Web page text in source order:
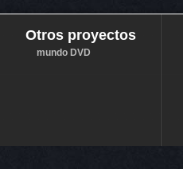
Otros proyectos
mundo DVD